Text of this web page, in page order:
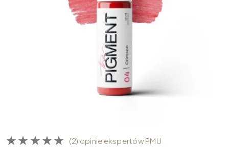
(2) opinie ekspertów PMU